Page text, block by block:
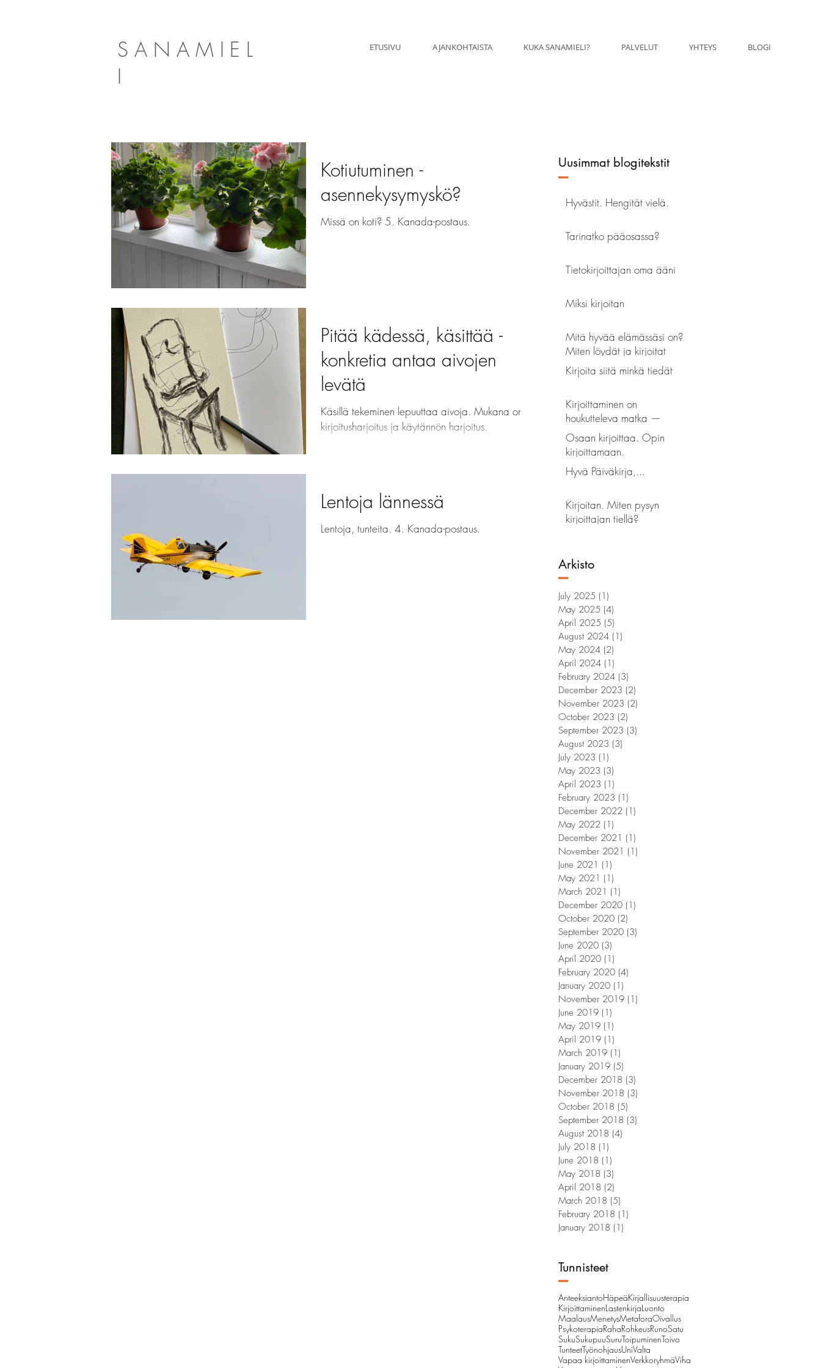
SANAMIEL
I
ETUSIVU AJANKOHTAISTA KUKA SANAMIELI? PALVELUT YHTEYS BLOGI
Kotiutuminen -
asennekysymyskö?
Missä on koti? 5. Kanada-postaus.
Pitää kädessä, käsittää -
konkretia antaa aivojen
levätä
Käsillä tekeminen lepuuttaa aivoja. Mukana on
kirjoitusharjoitus ja käytännön harjoitus.
Lentoja lännessä
Lentoja, tunteita. 4. Kanada-postaus.
Uusimmat blogitekstit
–
Hyvästit. Hengität vielä.
Tarinatko pääosassa?
Tietokirjoittajan oma ääni
Miksi kirjoitan
Mitä hyvää elämässäsi on?
Miten löydät ja kirjoitat
hyvän?
Kirjoita siitä minkä tiedät
Kirjoittaminen on
houkutteleva matka —
prosessin reflektointia
Osaan kirjoittaa. Opin
kirjoittamaan.
Hyvä Päiväkirja,...
Kirjoitan. Miten pysyn
kirjoittajan tiellä?
Arkisto
–
July 2025 (1)
May 2025 (4)
April 2025 (5)
August 2024 (1)
May 2024 (2)
April 2024 (1)
February 2024 (3)
December 2023 (2)
November 2023 (2)
October 2023 (2)
September 2023 (3)
August 2023 (3)
July 2023 (1)
May 2023 (3)
April 2023 (1)
February 2023 (1)
December 2022 (1)
May 2022 (1)
December 2021 (1)
November 2021 (1)
June 2021 (1)
May 2021 (1)
March 2021 (1)
December 2020 (1)
October 2020 (2)
September 2020 (3)
June 2020 (3)
April 2020 (1)
February 2020 (4)
January 2020 (1)
November 2019 (1)
June 2019 (1)
May 2019 (1)
April 2019 (1)
March 2019 (1)
January 2019 (5)
December 2018 (3)
November 2018 (3)
October 2018 (5)
September 2018 (3)
August 2018 (4)
July 2018 (1)
June 2018 (1)
May 2018 (3)
April 2018 (2)
March 2018 (5)
February 2018 (1)
January 2018 (1)
Tunnisteet
–
AnteeksiantoHäpeäKirjallisuusterapia
KirjoittaminenLastenkirjaLuonto
MaalausMenetysMetaforaOivallus
PsykoterapiaRahaRohkeusRunoSatu
SukuSukupuuSuruToipuminenToivo
TunteetTyönohjausUniValta
Vapaa kirjoittaminenVerkkoryhmäViha